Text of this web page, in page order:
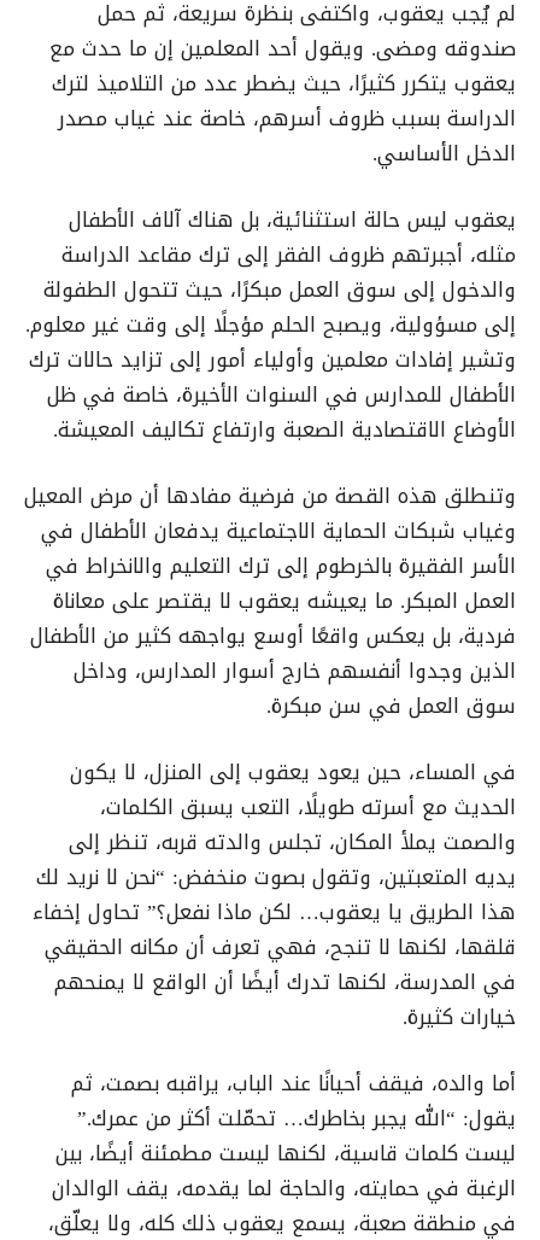
لم يُجب يعقوب، واكتفى بنظرة سريعة، ثم حمل
صندوقه ومضى. ويقول أحد المعلمين إن ما حدث مع
يعقوب يتكرر كثيرًا، حيث يضطر عدد من التلاميذ لترك
الدراسة بسبب ظروف أسرهم، خاصة عند غياب مصدر
الدخل الأساسي.
يعقوب ليس حالة استثنائية، بل هناك آلاف الأطفال
مثله، أجبرتهم ظروف الفقر إلى ترك مقاعد الدراسة
والدخول إلى سوق العمل مبكرًا، حيث تتحول الطفولة
إلى مسؤولية، ويصبح الحلم مؤجلًا إلى وقت غير معلوم.
وتشير إفادات معلمين وأولياء أمور إلى تزايد حالات ترك
الأطفال للمدارس في السنوات الأخيرة، خاصة في ظل
الأوضاع الاقتصادية الصعبة وارتفاع تكاليف المعيشة.
وتنطلق هذه القصة من فرضية مفادها أن مرض المعيل
وغياب شبكات الحماية الاجتماعية يدفعان الأطفال في
الأسر الفقيرة بالخرطوم إلى ترك التعليم والانخراط في
العمل المبكر. ما يعيشه يعقوب لا يقتصر على معاناة
فردية، بل يعكس واقعًا أوسع يواجهه كثير من الأطفال
الذين وجدوا أنفسهم خارج أسوار المدارس، وداخل
سوق العمل في سن مبكرة.
في المساء، حين يعود يعقوب إلى المنزل، لا يكون
الحديث مع أسرته طويلًا، التعب يسبق الكلمات،
والصمت يملأ المكان، تجلس والدته قربه، تنظر إلى
يديه المتعبتين، وتقول بصوت منخفض: “نحن لا نريد لك
هذا الطريق يا يعقوب… لكن ماذا نفعل؟” تحاول إخفاء
قلقها، لكنها لا تنجح، فهي تعرف أن مكانه الحقيقي
في المدرسة، لكنها تدرك أيضًا أن الواقع لا يمنحهم
خيارات كثيرة.
أما والده، فيقف أحيانًا عند الباب، يراقبه بصمت، ثم
يقول: “الله يجبر بخاطرك… تحمّلت أكثر من عمرك.”
ليست كلمات قاسية، لكنها ليست مطمئنة أيضًا، بين
الرغبة في حمايته، والحاجة لما يقدمه، يقف الوالدان
في منطقة صعبة، يسمع يعقوب ذلك كله، ولا يعلّق،